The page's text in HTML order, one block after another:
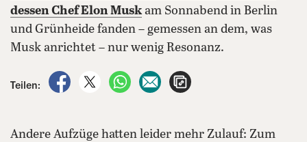
dessen Chef Elon Muskam Sonnabend in Berlin
und Grünheide fanden – gemessen an dem, was
Musk anrichtet – nur wenig Resonanz.
Teilen:
auf Facebook teilen
auf X teilenper WhatsApp teilen
per E-Mail teilen
Andere Aufzüge hatten leider mehr Zulauf: Zum